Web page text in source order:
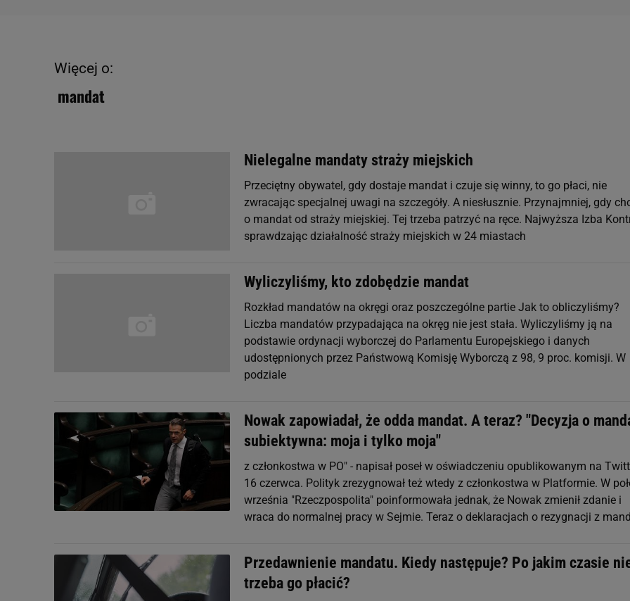
Więcej o:
mandat
Nielegalne mandaty straży miejskich
Przeciętny obywatel, gdy dostaje mandat i czuje się winny, to go płaci, nie
zwracając specjalnej uwagi na szczegóły. A niesłusznie. Przynajmniej, gdy
o mandat od straży miejskiej. Tej trzeba patrzyć na ręce. Najwyższa Izba
sprawdzając działalność straży miejskich w 24 miastach
Wyliczyliśmy, kto zdobędzie mandat
Rozkład mandatów na okręgi oraz poszczególne partie Jak to obliczyliśmy?
Liczba mandatów przypadająca na okręg nie jest stała. Wyliczyliśmy ją na
podstawie ordynacji wyborczej do Parlamentu Europejskiego i danych
udostępnionych przez Państwową Komisję Wyborczą z 98, 9 proc. komisji. W
podziale
Nowak zapowiadał, że odda mandat. A teraz? "Decyzja o
subiektywna: moja i tylko moja"
z członkostwa w PO" - napisał poseł w oświadczeniu opublikowanym na
16 czerwca. Polityk zrezygnował też wtedy z członkostwa w Platformie. W
września "Rzeczpospolita" poinformowała jednak, że Nowak zmienił zdanie i
wraca do normalnej pracy w Sejmie. Teraz o deklaracjach o rezygnacji z
Przedawnienie mandatu. Kiedy następuje? Po jakim czasie
trzeba go płacić?